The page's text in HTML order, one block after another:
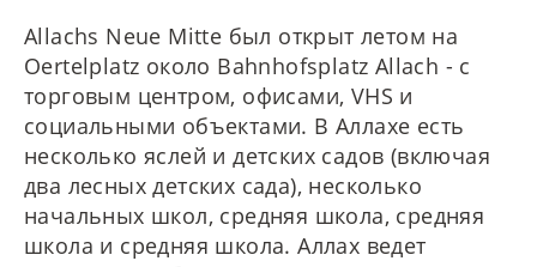
Allachs Neue Mitte был открыт летом на
Oertelplatz около Bahnhofsplatz Allach - с
торговым центром, офисами, VHS и
социальными объектами. В Аллахе есть
несколько яслей и детских садов (включая
два лесных детских сада), несколько
начальных школ, средняя школа, средняя
школа и средняя школа. Аллах ведет